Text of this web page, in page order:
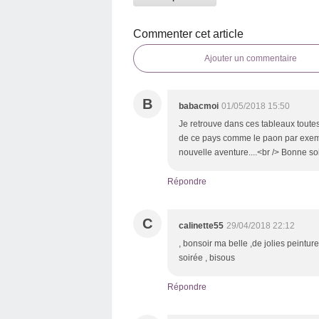
Commenter cet article
Ajouter un commentaire
B babacmoi 01/05/2018 15:50
Je retrouve dans ces tableaux
de ce pays comme le paon par
nouvelle aventure....<br /> Bonne
Répondre
C calinette55 29/04/2018 22:12
, bonsoir ma belle ,de jolies
soirée , bisous
Répondre